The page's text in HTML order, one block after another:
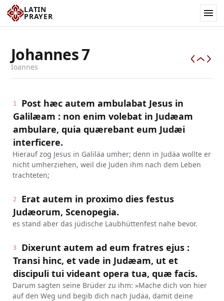
LATIN
PRAYER
Johannes7
Ioannes
1
Post hæc autem ambulabat Jesus in
Galilæam : non enim volebat in Judæam
ambulare, quia quærebant eum Judæi
interficere.
Hierauf zog Jesus in Galiläa umher; denn in Judäa wollte er
nicht umherziehen, weil die Juden ihm nach dem Leben
trachteten;
2
Erat autem in proximo dies festus
Judæorum, Scenopegia.
es stand aber das jüdische Laubhüttenfest nahe bevor.
3
Dixerunt autem ad eum fratres ejus :
Transi hinc, et vade in Judæam, ut et
discipuli tui videant opera tua, quæ facis.
Darum sagten seine Brüder zu ihm: »Mache dich von hier
auf den Weg und begib dich nach Judäa, damit deine